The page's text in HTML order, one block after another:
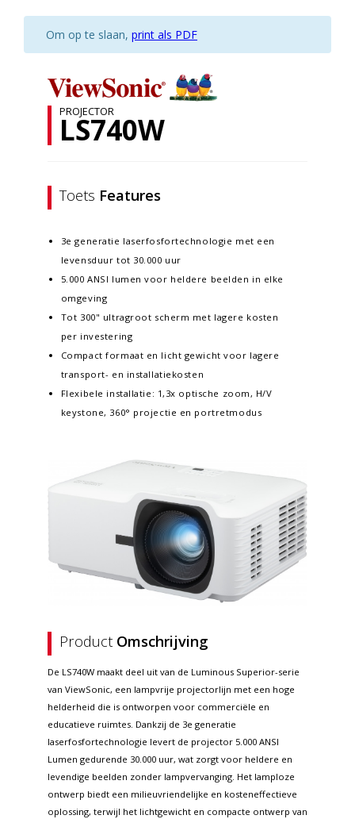
Om op te slaan, print als PDF
PROJECTOR
LS740W
Toets Features
3e generatie laserfosfortechnologie met een
levensduur tot 30.000 uur
5.000 ANSI lumen voor heldere beelden in elke
omgeving
Tot 300" ultragroot scherm met lagere kosten
per investering
Compact formaat en licht gewicht voor lagere
transport- en installatiekosten
Flexibele installatie: 1,3x optische zoom, H/V
keystone, 360° projectie en portretmodus
Product Omschrijving
De LS740W maakt deel uit van de Luminous Superior-serie
van ViewSonic, een lampvrije projectorlijn met een hoge
helderheid die is ontworpen voor commerciële en
educatieve ruimtes. Dankzij de 3e generatie
laserfosfortechnologie levert de projector 5.000 ANSI
Lumen gedurende 30.000 uur, wat zorgt voor heldere en
levendige beelden zonder lampvervanging. Het lamploze
ontwerp biedt een milieuvriendelijke en kosteneffectieve
oplossing, terwijl het lichtgewicht en compacte ontwerp van